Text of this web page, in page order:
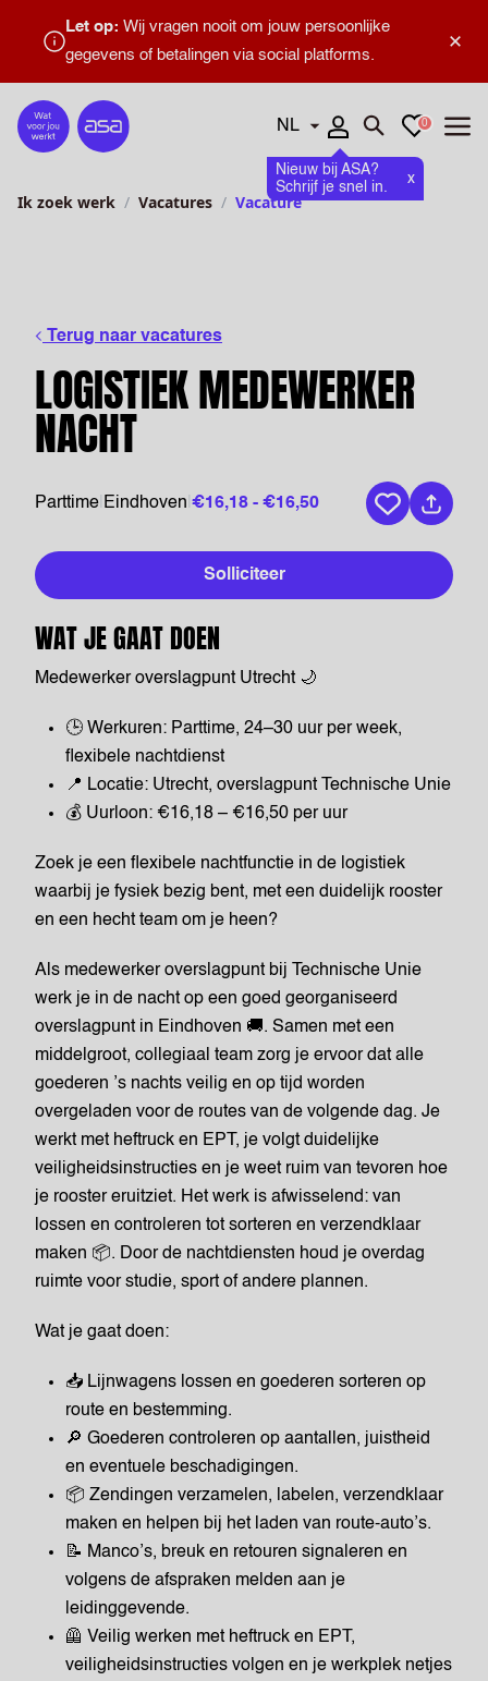
×
Let op: Wij vragen nooit om jouw persoonlijke
gegevens of betalingen via social platforms.
Home
Talen
Nieuw bij ASA?
Schrijf je snel in.
x
Zoeken openen
Favorieten
0
Ik zoek werk Vacatures Vacature
Terug naar vacatures
LOGISTIEK MEDEWERKER
NACHT
Parttime Eindhoven €16,18 - €16,50
Bewaar
Solliciteer
WAT JE GAAT DOEN
Medewerker overslagpunt Utrecht 🌙
🕒 Werkuren: Parttime, 24–30 uur per week,
flexibele nachtdienst
📍 Locatie: Utrecht, overslagpunt Technische Unie
💰 Uurloon: €16,18 – €16,50 per uur
Zoek je een flexibele nachtfunctie in de logistiek
waarbij je fysiek bezig bent, met een duidelijk rooster
en een hecht team om je heen?
Als medewerker overslagpunt bij Technische Unie
werk je in de nacht op een goed georganiseerd
overslagpunt in Eindhoven 🚚. Samen met een
middelgroot, collegiaal team zorg je ervoor dat alle
goederen ’s nachts veilig en op tijd worden
overgeladen voor de routes van de volgende dag. Je
werkt met heftruck en EPT, je volgt duidelijke
veiligheidsinstructies en je weet ruim van tevoren hoe
je rooster eruitziet. Het werk is afwisselend: van
lossen en controleren tot sorteren en verzendklaar
maken 📦. Door de nachtdiensten houd je overdag
ruimte voor studie, sport of andere plannen.
Wat je gaat doen:
📥 Lijnwagens lossen en goederen sorteren op
route en bestemming.
🔎 Goederen controleren op aantallen, juistheid
en eventuele beschadigingen.
📦 Zendingen verzamelen, labelen, verzendklaar
maken en helpen bij het laden van route-auto’s.
📝 Manco’s, breuk en retouren signaleren en
volgens de afspraken melden aan je
leidinggevende.
🦺 Veilig werken met heftruck en EPT,
veiligheidsinstructies volgen en je werkplek netjes